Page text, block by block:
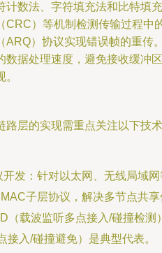
计数法、字符填充法和比特填充
CRC）等机制检测传输过程中
ARQ）协议实现错误帧的重传
数据处理速度，避免接收缓冲区
路层的实现需重点关注以下技术
发：针对以太网、无线局域网
子层协议，解决多节点共享
（载波监听多点接入/碰撞检测
入/碰撞避免）是典型代表。